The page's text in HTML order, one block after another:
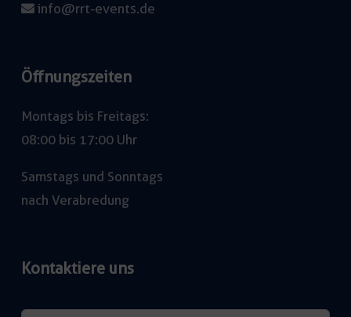
info@rrt-events.de
Öffnungszeiten
Montags bis Freitags:
08:00 bis 17:00 Uhr
Samstags und Sonntags
nach Verabredung
Kontaktiere uns